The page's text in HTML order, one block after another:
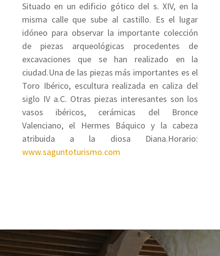
Situado en un edificio gótico del s. XIV, en la
misma calle que sube al castillo. Es el lugar
idóneo para observar la importante colección
de piezas arqueológicas procedentes de
excavaciones que se han realizado en la
ciudad.Una de las piezas más importantes es el
Toro Ibérico, escultura realizada en caliza del
siglo IV a.C. Otras piezas interesantes son los
vasos ibéricos, cerámicas del Bronce
Valenciano, el Hermes Báquico y la cabeza
atribuida a la diosa Diana.Horario:
www.saguntoturismo.com